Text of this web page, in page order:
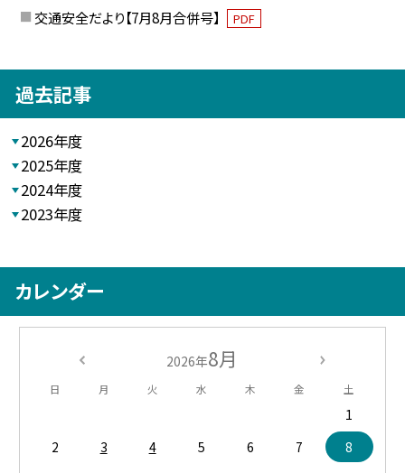
交通安全だより【7月8月合併号】 PDF
過去記事
2026年度
2025年度
2024年度
2023年度
カレンダー
2026年8月
日 月 火 水 木 金 土
1
2
3 4 5 6 7
8